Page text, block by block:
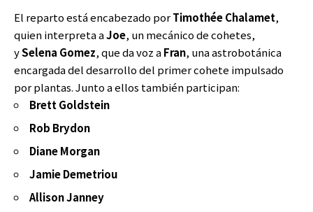
El reparto está encabezado porTimothée Chalamet,
quien interpreta aJoe, un mecánico de cohetes,
ySelena Gomez, que da voz aFran, una astrobotánica
encargada del desarrollo del primer cohete impulsado
por plantas. Junto a ellos también participan:
Brett Goldstein
Rob Brydon
Diane Morgan
Jamie Demetriou
Allison Janney